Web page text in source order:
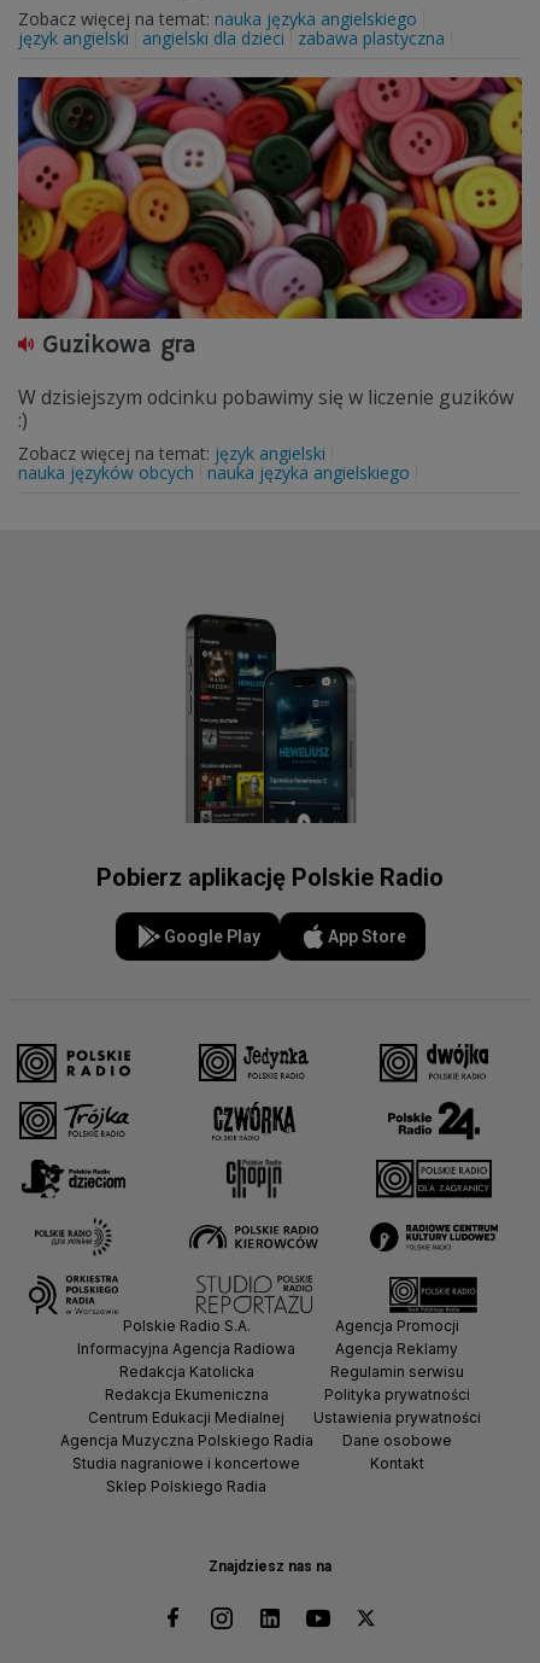
Zobacz więcej na temat: nauka języka angielskiego
język angielski
angielski dla dzieci zabawa plastyczna
Guzikowa gra
W dzisiejszym odcinku pobawimy się w liczenie guzików
:)
Zobacz więcej na temat: język angielski
nauka języków obcych
nauka języka angielskiego
Pobierz aplikację Polskie Radio
Google Play App Store
Znajdziesz nas na
Polskie Radio S.A.
Informacyjna Agencja Radiowa
Redakcja Katolicka
Redakcja Ekumeniczna
Centrum Edukacji Medialnej
Agencja Muzyczna Polskiego Radia
Studia nagraniowe i koncertowe
Sklep Polskiego Radia
Agencja Promocji
Agencja Reklamy
Regulamin serwisu
Polityka prywatności
Ustawienia prywatności
Dane osobowe
Kontakt